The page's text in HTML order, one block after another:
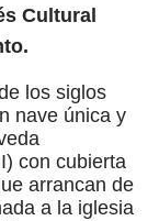
Cultural
los siglos
nave única y
con cubierta
arrancan de
a la iglesia